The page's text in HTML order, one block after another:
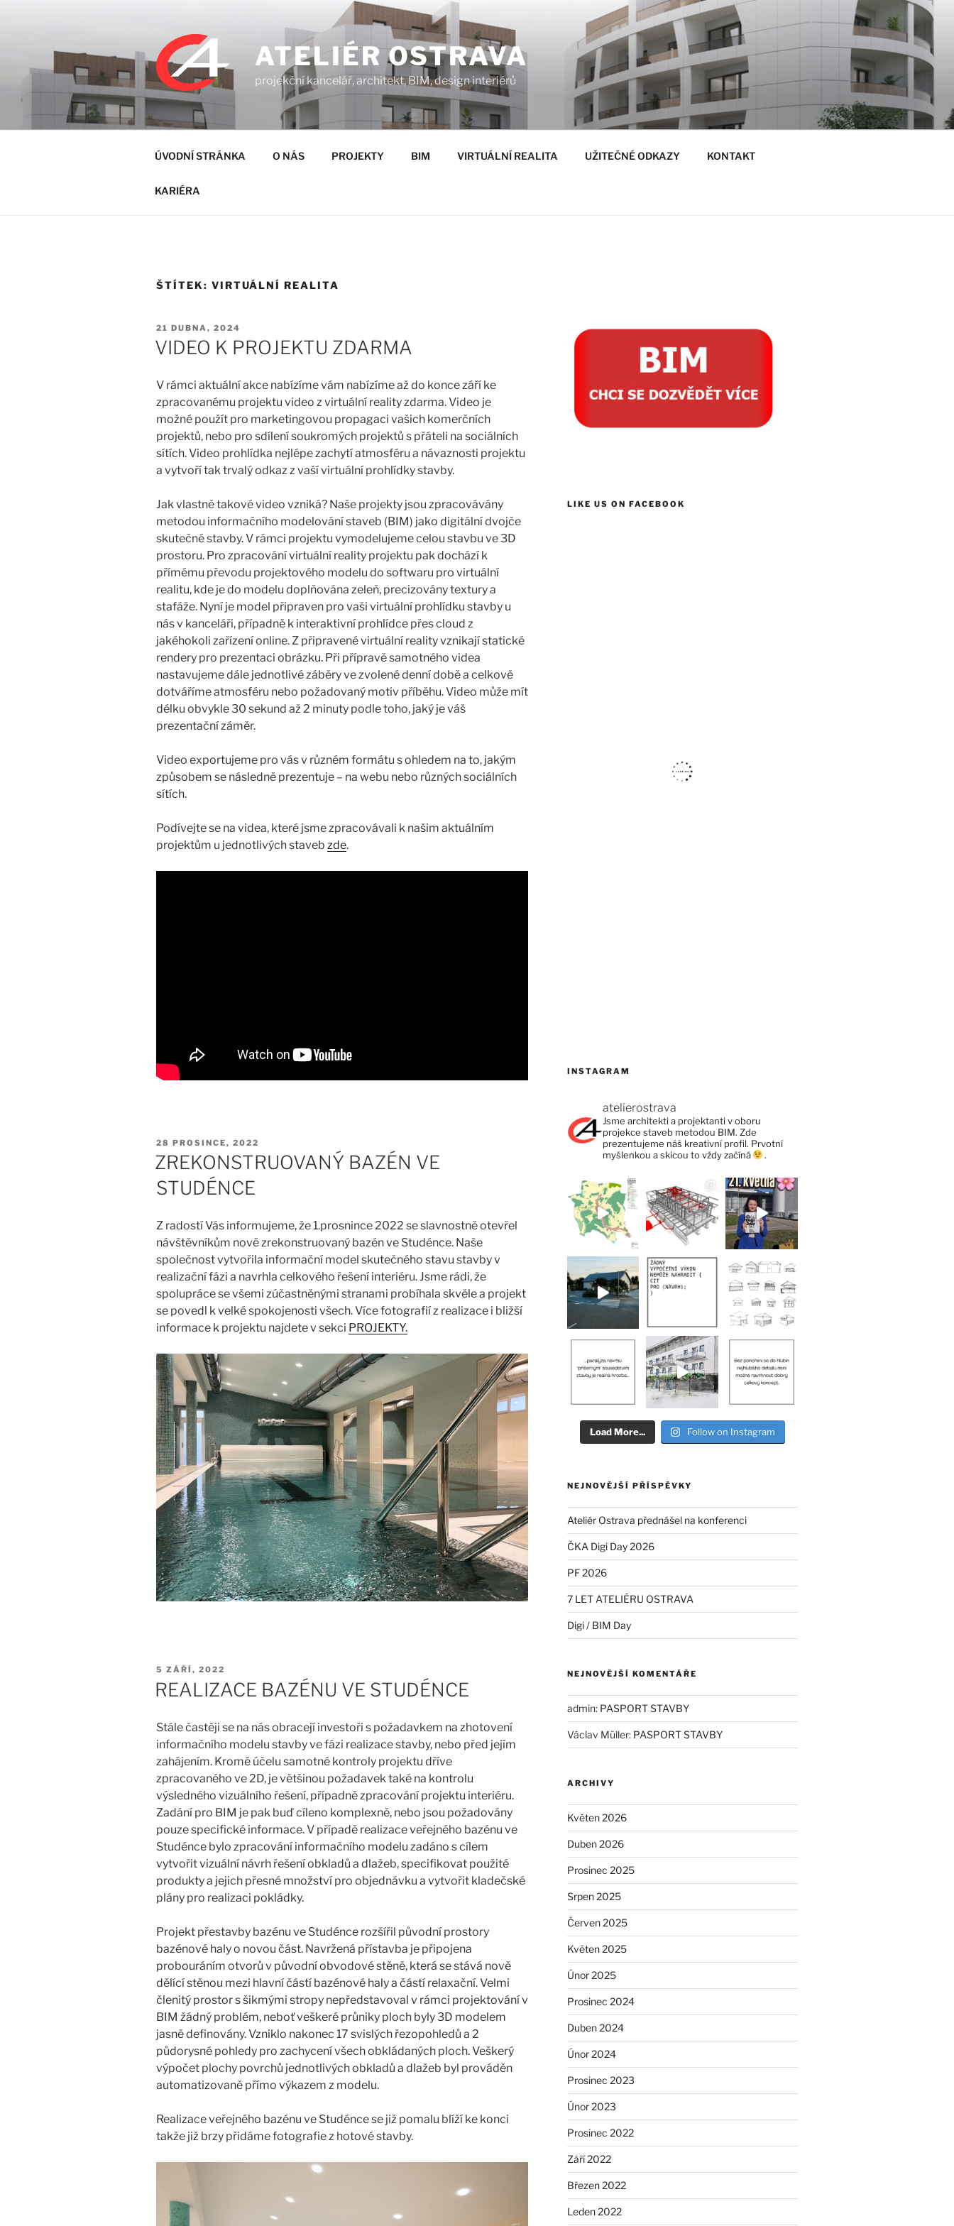
ATELIÉR OSTRAVA
projekční kancelář, architekt, BIM, design interiérů
ÚVODNÍ STRÁNKA O NÁS PROJEKTY BIM VIRTUÁLNÍ REALITA UŽITEČNÉ ODKAZY KONTAKT
KARIÉRA
ŠTÍTEK: VIRTUÁLNÍ REALITA
PUBLIKOVÁNO
21 DUBNA, 2024
VIDEO K PROJEKTU ZDARMA
V rámci aktuální akce nabízíme vám nabízíme až do konce září ke
zpracovanému projektu video z virtuální reality zdarma. Video je
možné použít pro marketingovou propagaci vašich komerčních
projektů, nebo pro sdílení soukromých projektů s přáteli na sociálních
sítích. Video prohlídka nejlépe zachytí atmosféru a návaznosti projektu
a vytvoří tak trvalý odkaz z vaší virtuální prohlídky stavby.
Jak vlastně takové video vzniká? Naše projekty jsou zpracovávány
metodou informačního modelování staveb (BIM) jako digitální dvojče
skutečné stavby. V rámci projektu vymodelujeme celou stavbu ve 3D
prostoru. Pro zpracování virtuální reality projektu pak dochází k
přímému převodu projektového modelu do softwaru pro virtuální
realitu, kde je do modelu doplňována zeleň, precizovány textury a
stafáže. Nyní je model připraven pro vaši virtuální prohlídku stavby u
nás v kanceláři, případně k interaktivní prohlídce přes cloud z
jakéhokoli zařízení online. Z připravené virtuální reality vznikají statické
rendery pro prezentaci obrázku. Při přípravě samotného videa
nastavujeme dále jednotlivé záběry ve zvolené denní době a celkově
dotváříme atmosféru nebo požadovaný motiv příběhu. Video může mít
délku obvykle 30 sekund až 2 minuty podle toho, jaký je váš
prezentační záměr.
Video exportujeme pro vás v různém formátu s ohledem na to, jakým
způsobem se následně prezentuje – na webu nebo různých sociálních
sítích.
Podívejte se na videa, které jsme zpracovávali k našim aktuálním
projektům u jednotlivých staveb zde.
PUBLIKOVÁNO
28 PROSINCE, 2022
ZREKONSTRUOVANÝ BAZÉN VE
STUDÉNCE
Z radostí Vás informujeme, že 1.prosnince 2022 se slavnostně otevřel
návštěvníkům nově zrekonstruovaný bazén ve Studénce. Naše
společnost vytvořila informační model skutečného stavu stavby v
realizační fázi a navrhla celkového řešení interiéru. Jsme rádi, že
spolupráce se všemi zúčastněnými stranami probíhala skvěle a projekt
se povedl k velké spokojenosti všech. Více fotografií z realizace i bližší
informace k projektu najdete v sekci PROJEKTY.
PUBLIKOVÁNO
5 ZÁŘÍ, 2022
REALIZACE BAZÉNU VE STUDÉNCE
Stále častěji se na nás obracejí investoři s požadavkem na zhotovení
informačního modelu stavby ve fázi realizace stavby, nebo před jejím
zahájením. Kromě účelu samotné kontroly projektu dříve
zpracovaného ve 2D, je většinou požadavek také na kontrolu
výsledného vizuálního řešení, případně zpracování projektu interiéru.
Zadání pro BIM je pak buď cíleno komplexně, nebo jsou požadovány
pouze specifické informace. V případě realizace veřejného bazénu ve
Studénce bylo zpracování informačního modelu zadáno s cílem
vytvořit vizuální návrh řešení obkladů a dlažeb, specifikovat použité
produkty a jejich přesné množství pro objednávku a vytvořit kladečské
plány pro realizaci pokládky.
Projekt přestavby bazénu ve Studénce rozšířil původní prostory
bazénové haly o novou část. Navržená přístavba je připojena
probouráním otvorů v původní obvodové stěně, která se stává nově
dělící stěnou mezi hlavní částí bazénové haly a částí relaxační. Velmi
členitý prostor s šikmými stropy nepředstavoval v rámci projektování v
BIM žádný problém, neboť veškeré průniky ploch byly 3D modelem
jasně definovány. Vzniklo nakonec 17 svislých řezopohledů a 2
půdorysné pohledy pro zachycení všech obkládaných ploch. Veškerý
výpočet plochy povrchů jednotlivých obkladů a dlažeb byl prováděn
automatizovaně přímo výkazem z modelu.
Realizace veřejného bazénu ve Studénce se již pomalu blíží ke konci
takže již brzy přidáme fotografie z hotové stavby.
LIKE US ON FACEBOOK
INSTAGRAM
atelierostrava
Jsme architekti a projektanti v oboru
projekce staveb metodou BIM. Zde
prezentujeme náš kreativní profil. Prvotní
myšlenkou a skicou to vždy začíná
.
Load More... Follow on Instagram
NEJNOVĚJŠÍ PŘÍSPĚVKY
Ateliér Ostrava přednášel na konferenci
ČKA Digi Day 2026
PF 2026
7 LET ATELIÉRU OSTRAVA
Digi / BIM Day
NEJNOVĚJŠÍ KOMENTÁŘE
admin: PASPORT STAVBY
Václav Müller: PASPORT STAVBY
ARCHIVY
Květen 2026
Duben 2026
Prosinec 2025
Srpen 2025
Červen 2025
Květen 2025
Únor 2025
Prosinec 2024
Duben 2024
Únor 2024
Prosinec 2023
Únor 2023
Prosinec 2022
Září 2022
Březen 2022
Leden 2022